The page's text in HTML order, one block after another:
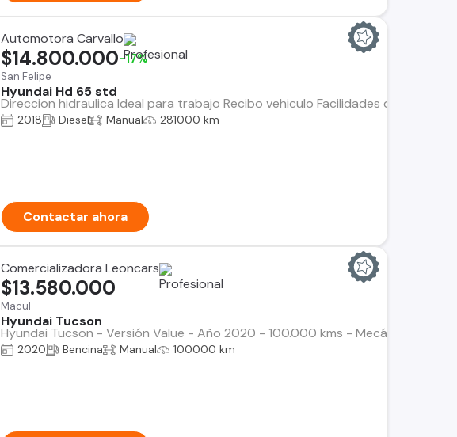
Automotora Carvallo
San Felipe
Hyundai Hd 65 std
Direccion hidraulica Ideal para trabajo Recibo vehiculo Facilidades de pago
$14.800.000-17%
2018 Diesel Manual 281000 km
Contactar ahora
Comercializadora Leoncars
Macul
Hyundai Tucson
Hyundai Tucson - Versión Value - Año 2020 - 100.000 kms - Mecánica -
$13.580.000
2020 Bencina Manual 100000 km